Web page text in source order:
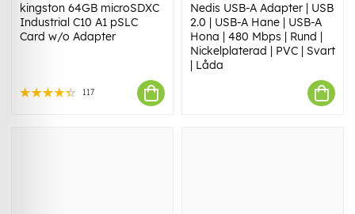
kingston 64GB microSDXC
Industrial C10 A1 pSLC
Card w/o Adapter
117
Nedis USB-A Adapter | USB
2.0 | USB-A Hane | USB-A
Hona | 480 Mbps | Rund |
Nickelplaterad | PVC | Svart
| Låda